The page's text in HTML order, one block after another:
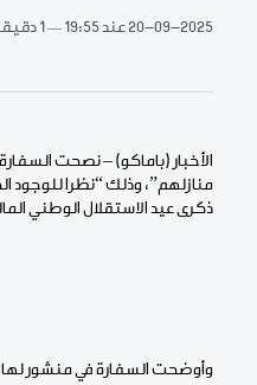
20-09-2025عند 19:55 1 دقيقة قراءة
الأخبار (باماكو) – نصحت
ذكرى عيد الاستقلال الوطني
وأوضحت السفارة في منشور